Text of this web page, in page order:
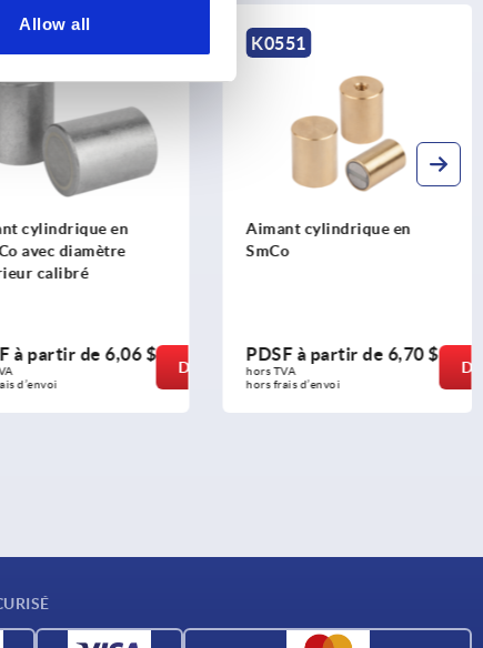
Allow all
cylindrique en
avec diamètre
calibré
à partir de6,06 $
d’envoi
DÉTAILS
K0551
Aimant cylindrique en
SmCo
PDSF à partir de 6,70 $
hors TVA
hors frais d’envoi